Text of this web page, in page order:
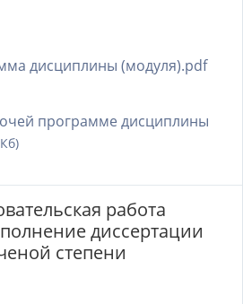
дисциплины (модуля).pdf
программе дисциплины
работа
диссертации
степени